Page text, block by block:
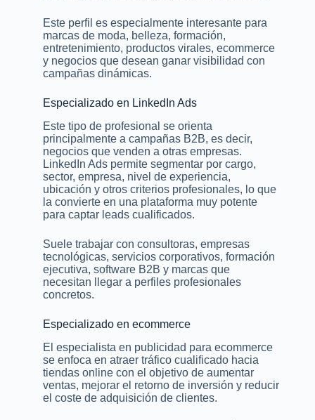
Este perfil es especialmente interesante para
marcas de moda, belleza, formación,
entretenimiento, productos virales, ecommerce
y negocios que desean ganar visibilidad con
campañas dinámicas.
Especializado en LinkedIn Ads
Este tipo de profesional se orienta
principalmente a campañas B2B, es decir,
negocios que venden a otras empresas.
LinkedIn Ads permite segmentar por cargo,
sector, empresa, nivel de experiencia,
ubicación y otros criterios profesionales, lo que
la convierte en una plataforma muy potente
para captar leads cualificados.
Suele trabajar con consultoras, empresas
tecnológicas, servicios corporativos, formación
ejecutiva, software B2B y marcas que
necesitan llegar a perfiles profesionales
concretos.
Especializado en ecommerce
El especialista en publicidad para ecommerce
se enfoca en atraer tráfico cualificado hacia
tiendas online con el objetivo de aumentar
ventas, mejorar el retorno de inversión y reducir
el coste de adquisición de clientes.